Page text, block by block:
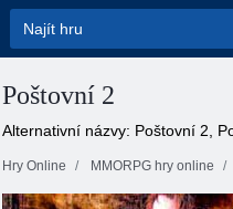
Poštovní 2
Alternativní názvy: Poštovní 2,
Hry Online MMORPG hry online